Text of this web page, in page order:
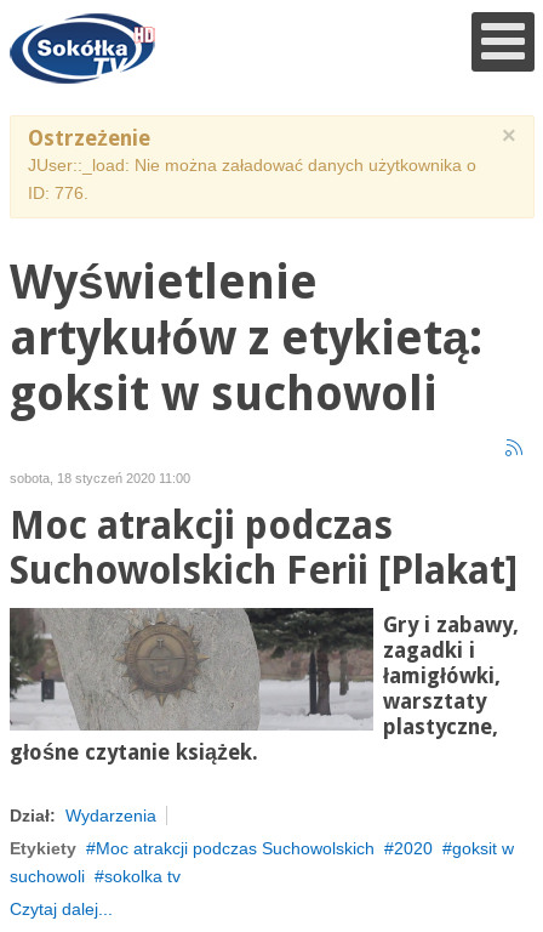
×
Ostrzeżenie
JUser::_load: Nie można załadować danych użytkownika o
ID: 776.
Wyświetlenie
artykułów z etykietą:
goksit w suchowoli
sobota, 18 styczeń 2020 11:00
Moc atrakcji podczas
Suchowolskich Ferii [Plakat]
Gry i zabawy,
zagadki i
łamigłówki,
warsztaty
plastyczne,
głośne czytanie książek.
Dział: Wydarzenia
Etykiety
Moc atrakcji podczas Suchowolskich 2020
goksit w
suchowoli
sokolka tv
Czytaj dalej...